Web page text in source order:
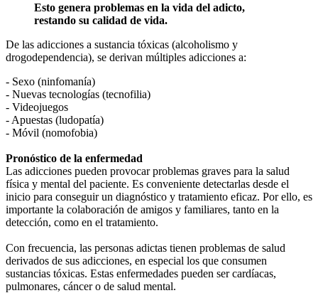
Esto genera problemas en la vida del adicto,
restando su calidad de vida.
De las adicciones a sustancia tóxicas (alcoholismo y
drogodependencia), se derivan múltiples adicciones a:
- Sexo (ninfomanía)
- Nuevas tecnologías (tecnofilia)
- Videojuegos
- Apuestas (ludopatía)
- Móvil (nomofobia)
Pronóstico de la enfermedad
Las adicciones pueden provocar problemas graves para la salud
física y mental del paciente. Es conveniente detectarlas desde el
inicio para conseguir un diagnóstico y tratamiento eficaz. Por ello, es
importante la colaboración de amigos y familiares, tanto en la
detección, como en el tratamiento.
Con frecuencia, las personas adictas tienen problemas de salud
derivados de sus adicciones, en especial los que consumen
sustancias tóxicas. Estas enfermedades pueden ser cardíacas,
pulmonares, cáncer o de salud mental.